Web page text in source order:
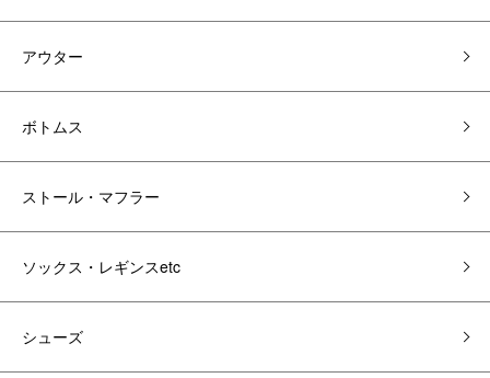
アウター
ボトムス
ストール・マフラー
ソックス・レギンスetc
シューズ